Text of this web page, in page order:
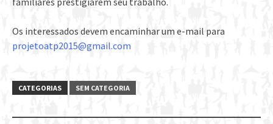
Os interessados devem encaminhar um e-mail para
projetoatp2015@gmail.com
CATEGORIAS SEM CATEGORIA